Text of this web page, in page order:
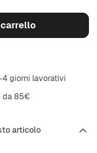
4 giorni lavorativi
da 85€
articolo